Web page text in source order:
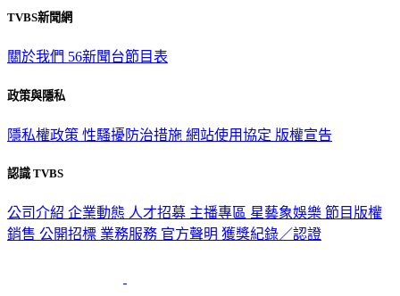
TVBS新聞網
關於我們 56新聞台節目表
政策與隱私
隱私權政策 性騷擾防治措施 網站使用協定 版權宣告
認識 TVBS
公司介紹 企業動態 人才招募 主播專區 星藝象娛樂 節目版權
銷售 公開招標 業務服務 官方聲明 獲獎紀錄／認證